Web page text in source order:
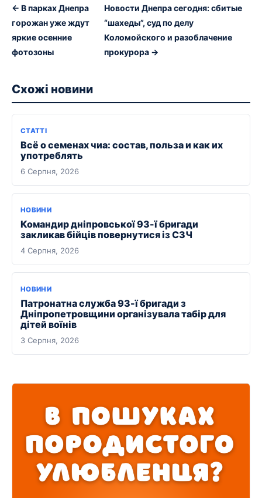
← В парках Днепра
горожан уже ждут
яркие осенние
фотозоны
Новости Днепра сегодня: сбитые
“шахеды”, суд по делу
Коломойского и разоблачение
прокурора →
Схожі новини
СТАТТІ
Всё о семенах чиа: состав, польза и как их
употреблять
6 Серпня, 2026
НОВИНИ
Командир дніпровської 93-ї бригади
закликав бійців повернутися із СЗЧ
4 Серпня, 2026
НОВИНИ
Патронатна служба 93-ї бригади з
Дніпропетровщини організувала табір для
дітей воїнів
3 Серпня, 2026